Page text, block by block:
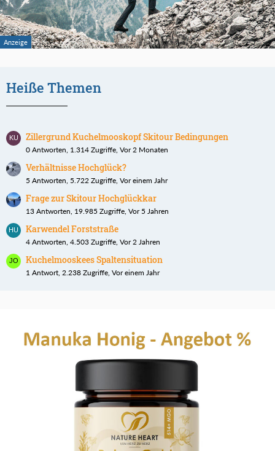
Heiße Themen
Zillergrund Kuchelmooskopf Skitour Bedingungen
0 Antworten, 1.314 Zugriffe, Vor 2 Monaten
Verhältnisse Hochglück?
5 Antworten, 5.722 Zugriffe, Vor einem Jahr
Frage zur Skitour Hochglückkar
13 Antworten, 19.985 Zugriffe, Vor 5 Jahren
Karwendel Forststraße
4 Antworten, 4.503 Zugriffe, Vor 2 Jahren
Kuchelmooskees Spaltensituation
1 Antwort, 2.238 Zugriffe, Vor einem Jahr